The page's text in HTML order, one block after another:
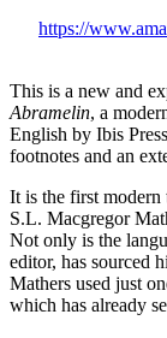
https://
This is a new and
Abramelin, a
English by Ibis
footnotes and an
It is the first
S.L. Macgregor
Not only is the
editor, has sourced
Mathers used just
which has already